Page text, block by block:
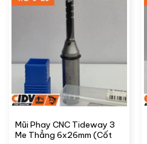
Mũi Phay CNC Tideway 3
Me Thẳng 6x26mm (Cốt